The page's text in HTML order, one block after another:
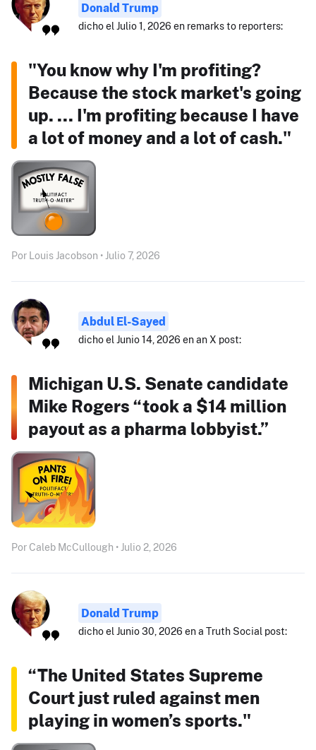
Donald Trump
dicho el Julio 1, 2026 en remarks to reporters:
"You know why I'm profiting?
Because the stock market's going
up. ... I'm profiting because I have
a lot of money and a lot of cash."
Por Louis Jacobson • Julio 7, 2026
Abdul El-Sayed
dicho el Junio 14, 2026 en an X post:
Michigan U.S. Senate candidate
Mike Rogers “took a $14 million
payout as a pharma lobbyist.”
Por Caleb McCullough • Julio 2, 2026
Donald Trump
dicho el Junio 30, 2026 en a Truth Social post:
“The United States Supreme
Court just ruled against men
playing in women’s sports."